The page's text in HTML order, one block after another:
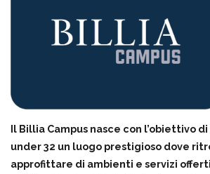
Il Billia Campus nasce con l’obiettivo
under 32 un luogo prestigioso dove
approfittare di ambienti e servizi